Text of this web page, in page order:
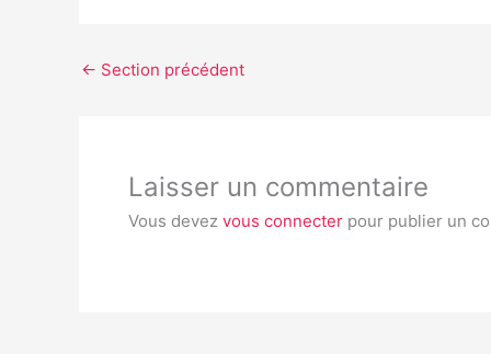
← Section précédent
Laisser un commentaire
Vous devez vous connecter pour publier un